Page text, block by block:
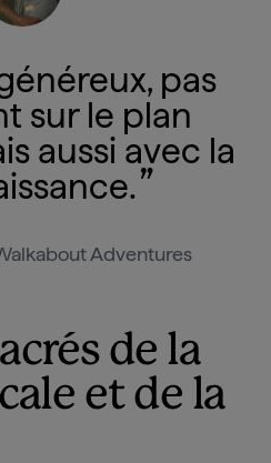
pas
sur le plan
aussi avec la
Adventures
de la
et de la